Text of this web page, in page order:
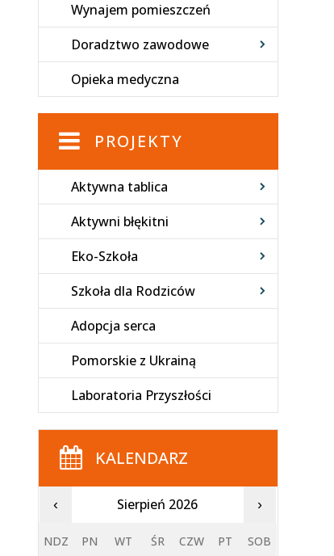
Wynajem pomieszczeń
Doradztwo zawodowe
Opieka medyczna
PROJEKTY
Aktywna tablica
Aktywni błękitni
Eko-Szkoła
Szkoła dla Rodziców
Adopcja serca
Pomorskie z Ukrainą
Laboratoria Przyszłości
KALENDARZ
‹ Sierpień 2026 ›
NDZ PN WT ŚR CZW PT SOB